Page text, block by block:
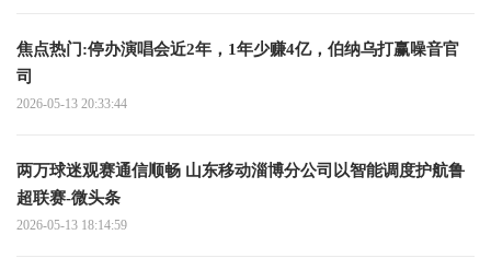
焦点热门:停办演唱会近2年，1年少赚4亿，伯纳乌打赢噪音官
司
2026-05-13 20:33:44
两万球迷观赛通信顺畅 山东移动淄博分公司以智能调度护航鲁
超联赛-微头条
2026-05-13 18:14:59